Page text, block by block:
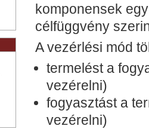
komponensek
célfüggvény
A vezérlési mód
termelést a
vezérelni)
fogyasztást a
vezérelni)